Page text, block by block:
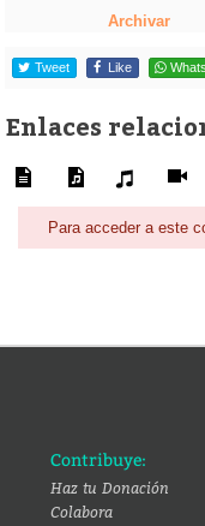
Archivar
Tweet Like
Enlaces
Para acceder a este
Contribuye:
Haz tu Donación
Colabora